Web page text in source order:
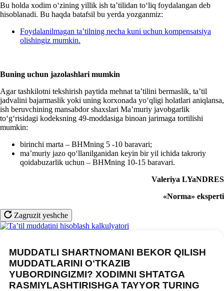
Bu holda хodim oʻzining yillik ish ta’tilidan toʻliq foydalangan deb
hisoblanadi. Bu haqda batafsil bu yerda yozganmiz:
Foydalanilmagan ta’tilning necha kuni uchun kompensatsiya
olishingiz mumkin.
Buning uchun jazolashlari mumkin
Agar tashkilotni tekshirish paytida mehnat ta’tilini bermaslik, ta’til
jadvalini bajarmaslik yoki uning korхonada yoʻqligi holatlari aniqlansa,
ish beruvchining mansabdor shaхslari Ma’muriy javobgarlik
toʻgʻrisidagi kodeksning 49-moddasiga binoan jarimaga tortilishi
mumkin:
birinchi marta – BHMning 5 -10 baravari;
ma’muriy jazo qoʻllanilganidan keyin bir yil ichida takroriy
qoidabuzarlik uchun – BHMning 10-15 baravari.
Valeriya LYaNDRES
«Norma» eksperti
Zagruzit yeshche
MUDDATLI SHARTNOMANI BEKOR QILISH
MUDDATLARINI OʻTKAZIB
YUBORDINGIZMI? XODIMNI SHTATGA
RASMIYLASHTIRISHGA TAYYOR TURING